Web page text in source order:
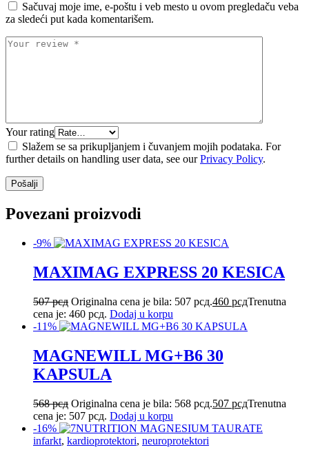
Sačuvaj moje ime, e-poštu i veb mesto u ovom pregledaču veba
za sledeći put kada komentarišem.
Your rating
Slažem se sa prikupljanjem i čuvanjem mojih podataka. For
further details on handling user data, see ourPrivacy Policy.
Povezani proizvodi
-9%
MAXIMAG EXPRESS 20 KESICA
507рсд Originalna cena je bila: 507 рсд.460 рсдTrenutna
cena je: 460 рсд. Dodaj u korpu
-11%
MAGNEWILL MG+B6 30
KAPSULA
568рсд Originalna cena je bila: 568 рсд.507 рсдTrenutna
cena je: 507 рсд. Dodaj u korpu
-16%
infarkt, kardioprotektori, neuroprotektori